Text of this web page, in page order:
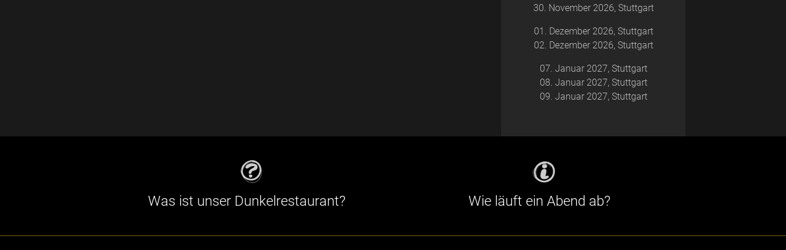
30. November 2026, Stuttgart
01. Dezember 2026, Stuttgart
02. Dezember 2026, Stuttgart
07. Januar 2027, Stuttgart
08. Januar 2027, Stuttgart
09. Januar 2027, Stuttgart
Was ist unser Dunkelrestaurant? Wie läuft ein Abend ab?